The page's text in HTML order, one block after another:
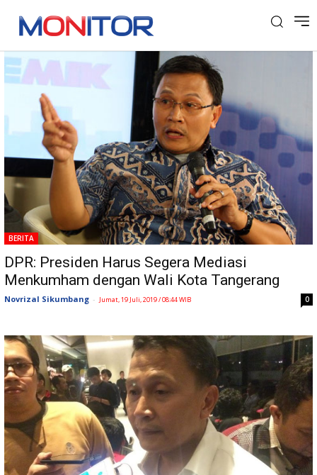
Tag: Wali Kota Tangerang
BERITA
DPR: Presiden Harus Segera Mediasi
Menkumham dengan Wali Kota Tangerang
Novrizal Sikumbang - Jumat, 19 Juli, 2019 / 08:44 WIB 0